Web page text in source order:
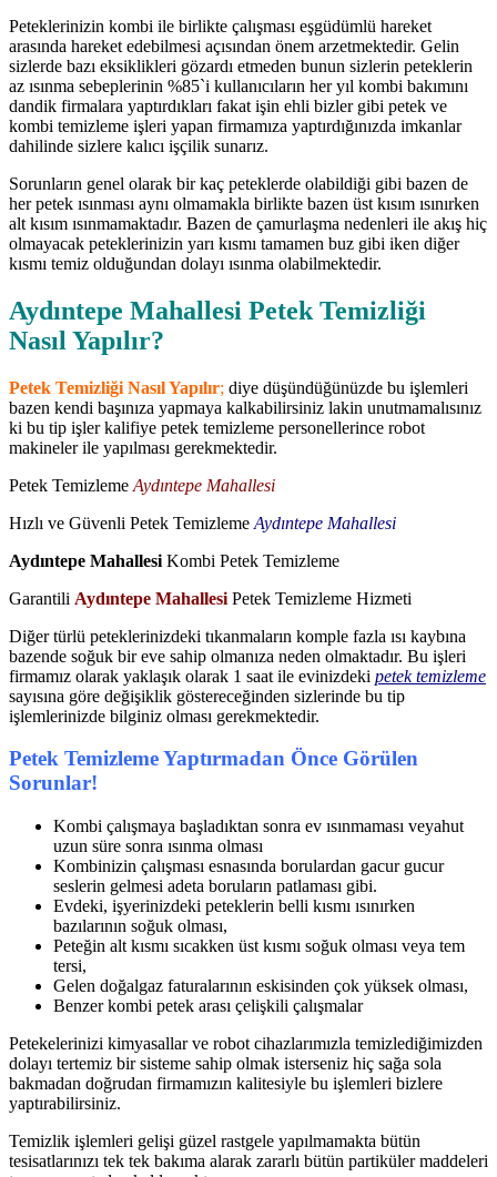
Peteklerinizin kombi ile birlikte çalışması eşgüdümlü hareket
arasında hareket edebilmesi açısından önem arzetmektedir. Gelin
sizlerde bazı eksiklikleri gözardı etmeden bunun sizlerin peteklerin
az ısınma sebeplerinin %85`i kullanıcıların her yıl kombi bakımını
dandik firmalara yaptırdıkları fakat işin ehli bizler gibi petek ve
kombi temizleme işleri yapan firmamıza yaptırdığınızda imkanlar
dahilinde sizlere kalıcı işçilik sunarız.
Sorunların genel olarak bir kaç peteklerde olabildiği gibi bazen de
her petek ısınması aynı olmamakla birlikte bazen üst kısım ısınırken
alt kısım ısınmamaktadır. Bazen de çamurlaşma nedenleri ile akış hiç
olmayacak peteklerinizin yarı kısmı tamamen buz gibi iken diğer
kısmı temiz olduğundan dolayı ısınma olabilmektedir.
Aydıntepe Mahallesi Petek Temizliği
Nasıl Yapılır?
Petek Temizliği Nasıl Yapılır; diye düşündüğünüzde bu işlemleri
bazen kendi başınıza yapmaya kalkabilirsiniz lakin unutmamalısınız
ki bu tip işler kalifiye petek temizleme personellerince robot
makineler ile yapılması gerekmektedir.
Petek Temizleme Aydıntepe Mahallesi
Hızlı ve Güvenli Petek Temizleme Aydıntepe Mahallesi
Aydıntepe Mahallesi Kombi Petek Temizleme
Garantili Aydıntepe Mahallesi Petek Temizleme Hizmeti
Diğer türlü peteklerinizdeki tıkanmaların komple fazla ısı kaybına
bazende soğuk bir eve sahip olmanıza neden olmaktadır. Bu işleri
firmamız olarak yaklaşık olarak 1 saat ile evinizdeki petek temizleme
sayısına göre değişiklik göstereceğinden sizlerinde bu tip
işlemlerinizde bilginiz olması gerekmektedir.
Petek Temizleme Yaptırmadan Önce Görülen
Sorunlar!
Kombi çalışmaya başladıktan sonra ev ısınmaması veyahut
uzun süre sonra ısınma olması
Kombinizin çalışması esnasında borulardan gacur gucur
seslerin gelmesi adeta boruların patlaması gibi.
Evdeki, işyerinizdeki peteklerin belli kısmı ısınırken
bazılarının soğuk olması,
Peteğin alt kısmı sıcakken üst kısmı soğuk olması veya tem
tersi,
Gelen doğalgaz faturalarının eskisinden çok yüksek olması,
Benzer kombi petek arası çelişkili çalışmalar
Petekelerinizi kimyasallar ve robot cihazlarımızla temizlediğimizden
dolayı tertemiz bir sisteme sahip olmak isterseniz hiç sağa sola
bakmadan doğrudan firmamızın kalitesiyle bu işlemleri bizlere
yaptırabilirsiniz.
Temizlik işlemleri gelişi güzel rastgele yapılmamakta bütün
tesisatlarınızı tek tek bakıma alarak zararlı bütün partiküler maddeleri